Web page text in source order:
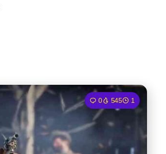
0 545 1